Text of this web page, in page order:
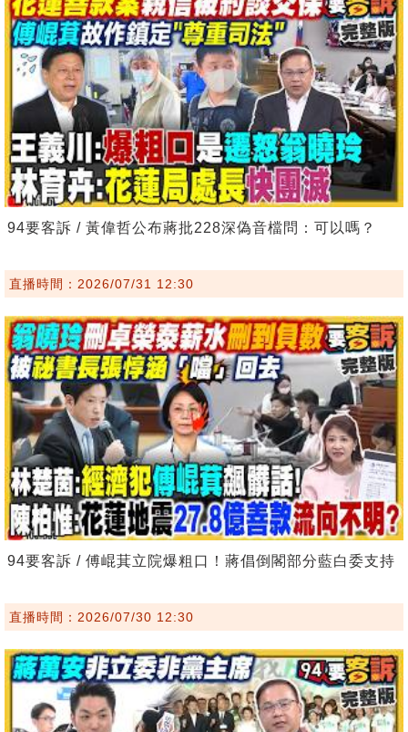
94要客訴 / 黃偉哲公布蔣批228深偽音檔問：可以嗎？
直播時間：2026/07/31 12:30
94要客訴 / 傅崐萁立院爆粗口！蔣倡倒閣部分藍白委支持
直播時間：2026/07/30 12:30